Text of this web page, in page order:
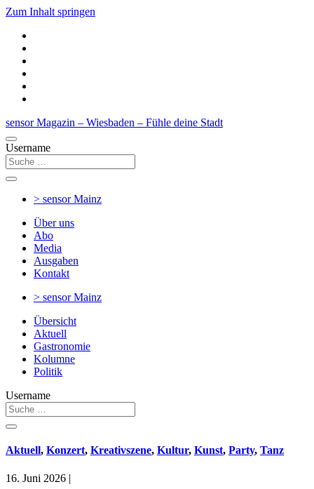
Zum Inhalt springen
sensor Magazin – Wiesbaden – Fühle deine Stadt
Username
> sensorMainz
Über uns
Abo
Media
Ausgaben
Kontakt
> sensorMainz
Übersicht
Aktuell
Gastronomie
Kolumne
Politik
Username
Aktuell, Konzert, Kreativszene, Kultur, Kunst, Party, Tanz
16. Juni 2026 |